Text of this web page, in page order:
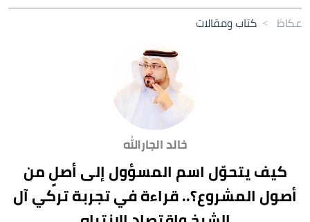
عكاظ > كتاب ومقالات
خالد الجارالله
كيف يتحوّل اسم المسؤول إلى أصلٍ من
أصول المشروع؟.. قراءة في تجربة تركي آل